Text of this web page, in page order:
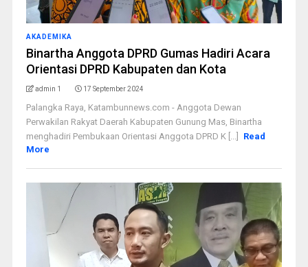
AKADEMIKA
Binartha Anggota DPRD Gumas Hadiri Acara
Orientasi DPRD Kabupaten dan Kota
admin 1 17 September 2024
Palangka Raya, Katambunnews.com - Anggota Dewan
Perwakilan Rakyat Daerah Kabupaten Gunung Mas, Binartha
menghadiri Pembukaan Orientasi Anggota DPRD K [...]
Read
More